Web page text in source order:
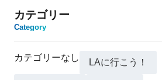
カテゴリー
Category
カテゴリーなし LAに行こう！